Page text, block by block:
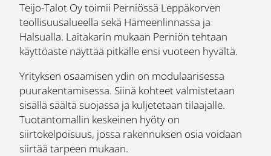
Teijo-Talot Oy toimii Perniössä Leppäkorven
teollisuusalueella sekä Hämeenlinnassa ja
Halsualla. Laitakarin mukaan Perniön tehtaan
käyttöaste näyttää pitkälle ensi vuoteen hyvältä.
Yrityksen osaamisen ydin on modulaarisessa
puurakentamisessa. Siinä kohteet valmistetaan
sisällä säältä suojassa ja kuljetetaan tilaajalle.
Tuotantomallin keskeinen hyöty on
siirtokelpoisuus, jossa rakennuksen osia voidaan
siirtää tarpeen mukaan.